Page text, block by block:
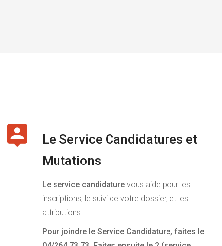
Le Service Candidatures et
Mutations
Le service candidature vous aide pour les
inscriptions, le suivi de votre dossier, et les
attributions.
Pour joindre le Service Candidature, faites le